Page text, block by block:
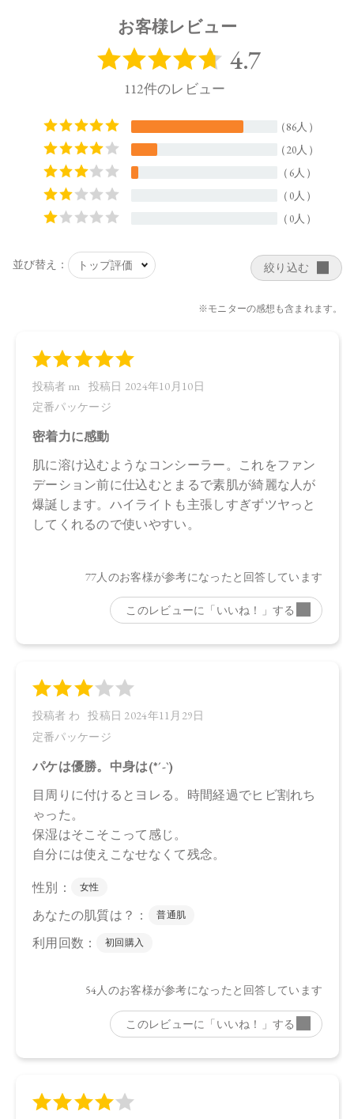
チン酸デキストリン、パルミチン酸デキストリン、トリイソ
リン酸ソルビタン、ダイマージリノレイル水添ロジン縮合
ピノサ核油、オプンチアフィクスインジカ種子油、スクワラ
ズ核油、オリーブ果実油、カニナバラ果実油、マカデミア種
子油、ヒマワリ種子油、マイカ、酸化チタン、酸化鉄
右上・下段：スクワラン、パルミチン酸デキストリン、ダイ
マージリノール酸ジ（イソステアリル／フィトステリル）、
トリイソステアリン酸ポリグリセリル－2、シリカ、水酸化
Al、トコフェロール、アボカド油、アルガニアスピノサ核
ーズマリー葉油、アーモンド油、アンズ核油、オリーブ果実
油、カニナバラ果実油、マカデミア種子油、ヒマワリ種子
【メーカー品番】
店舗でお問い合わせの際には、下記品番をお伝え下さい。
SAKURA限定パッケージ：4573623439305
【店舗発売日】
・定番パッケージ
CosmeKitchen 2024/9/6
Biople 2024/9/6
・SAKURA限定パッケージ
CosmeKitchen 2026/3/12
※店舗での取り扱いや詳しい在庫状況につきましては、各店
※発売日は予告なく変更する可能性がございます。予めご了
承ください。
※通常はご注文より１～３営業日での発送となります。
ますので予めご了承ください。
●パッケージはリニューアル等の理由により、写真と異なる場
合がございます。
●パッケージのリニューアル等の理由により、成分・処方が記
載と異なる場合がございます。
お客様レビュー